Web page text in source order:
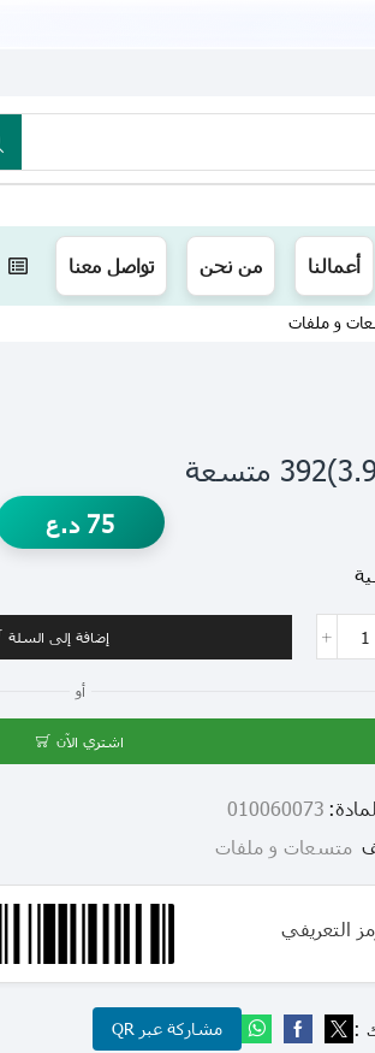
أعمالنا من نحن تواصل معنا
و ملفات
75 د.ع
إضافة إلى السلة
أو
اشتري الآن
010060073
متسعات و ملفات
التعريفي
: مشاركة عبر QR